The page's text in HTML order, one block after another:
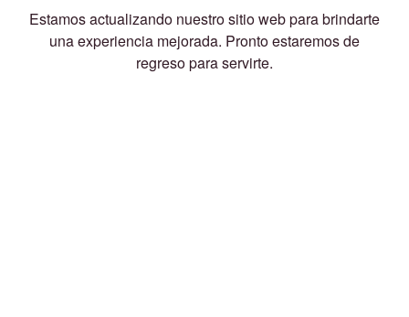
Estamos actualizando nuestro sitio web para brindarte
una experiencia mejorada. Pronto estaremos de
regreso para servirte.